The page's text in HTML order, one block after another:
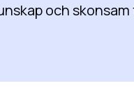
och